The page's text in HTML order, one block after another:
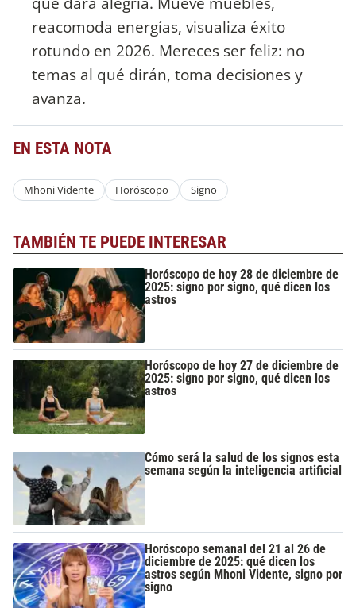
reacomoda energías, visualiza éxito
rotundo en 2026. Mereces ser feliz: no
temas al qué dirán, toma decisiones y
avanza.
EN ESTA NOTA
Mhoni Vidente Horóscopo Signo
TAMBIÉN TE PUEDE INTERESAR
Horóscopo de hoy 28 de diciembre de
2025: signo por signo, qué dicen los
astros
Horóscopo de hoy 27 de diciembre de
2025: signo por signo, qué dicen los
astros
Cómo será la salud de los signos esta
semana según la inteligencia artificial
Horóscopo semanal del 21 al 26 de
diciembre de 2025: qué dicen los
astros según Mhoni Vidente, signo por
signo